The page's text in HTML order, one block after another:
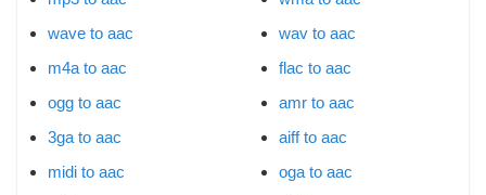
wave to aac
m4a to aac
ogg to aac
3ga to aac
midi to aac
wav to aac
flac to aac
amr to aac
aiff to aac
oga to aac